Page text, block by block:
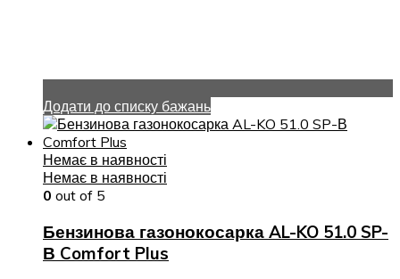
Додати до списку бажань
Немає в наявності
Немає в наявності
0 out of 5
Бензинова газонокосарка AL-KO 51.0 SP-
В Comfort Plus